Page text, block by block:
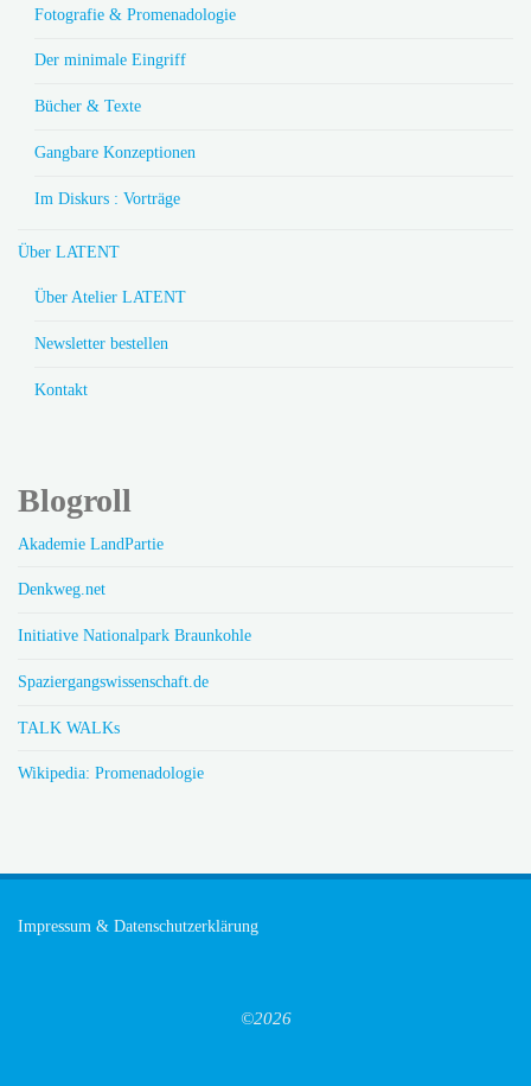
Fotografie & Promenadologie
Der minimale Eingriff
Bücher & Texte
Gangbare Konzeptionen
Im Diskurs : Vorträge
Über LATENT
Über Atelier LATENT
Newsletter bestellen
Kontakt
Blogroll
Akademie LandPartie
Denkweg.net
Initiative Nationalpark Braunkohle
Spaziergangswissenschaft.de
TALK WALKs
Wikipedia: Promenadologie
Impressum & Datenschutzerklärung
©2026